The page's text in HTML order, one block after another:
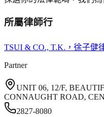
所屬律師行
TSUI & CO., T.K. ，徐子健
Partner
UNIT 06, 12/F,
CONNAUGHT ROAD,
2827-8080